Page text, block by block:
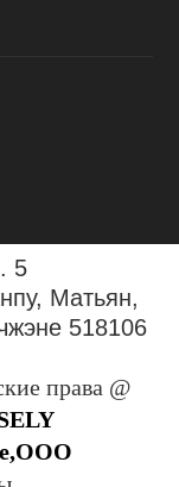
5
Матьян,
518106
права @